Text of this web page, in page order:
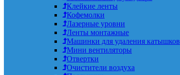
Клейкие ленты
Кофемолки
Лазерные уровни
Ленты монтажные
Машинки для удаления катышков
Мини вентиляторы
Отвертки
Очистители воздуха